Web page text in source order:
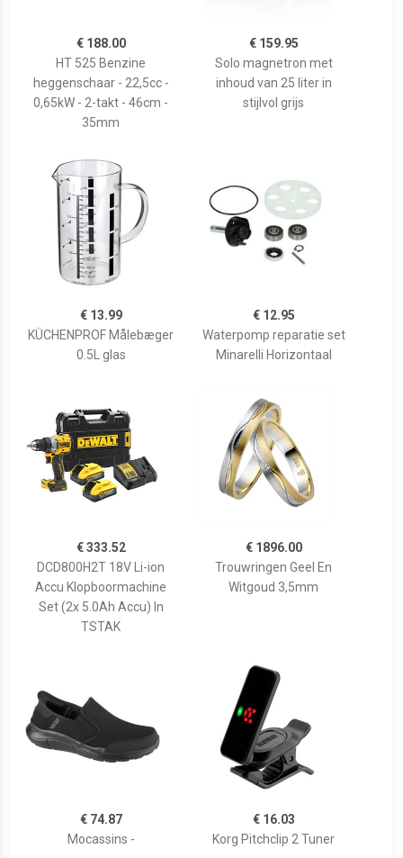
€ 188.00
HT 525 Benzine
heggenschaar - 22,5cc -
0,65kW - 2-takt - 46cm -
35mm
€ 159.95
Solo magnetron met
inhoud van 25 liter in
stijlvol grijs
€ 13.99
KÜCHENPROF Målebæger
0.5L glas
€ 12.95
Waterpomp reparatie set
Minarelli Horizontaal
€ 333.52
DCD800H2T 18V Li-ion
Accu Klopboormachine
Set (2x 5.0Ah Accu) In
TSTAK
€ 1896.00
Trouwringen Geel En
Witgoud 3,5mm
€ 74.87
Mocassins -
€ 16.03
Korg Pitchclip 2 Tuner